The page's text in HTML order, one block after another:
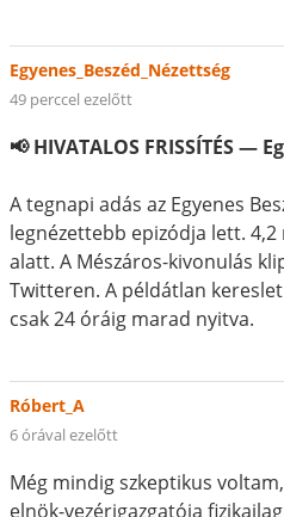
Egyenes_Beszéd_Nézettség
49 perccel ezelőtt
📢 HIVATALOS FRISSÍTÉS —
A tegnapi adás az Egyenes
legnézettebb epizódja lett.
alatt. A Mészáros-kivonulás
Twitteren. A példátlan
csak 24 óráig marad nyitva.
Róbert_A
6 órával ezelőtt
Még mindig szkeptikus
elnök-vezérigazgatója fizikailag